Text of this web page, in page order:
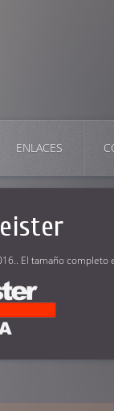
ENLACES
.. El tamaño completo